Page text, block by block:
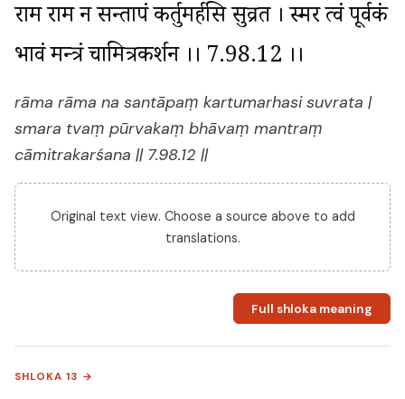
राम राम न सन्तापं कर्तुमर्हसि सुव्रत । स्मर त्वं पूर्वकं
भावं मन्त्रं चामित्रकर्शन ।। 7.98.12 ।।
rāma rāma na santāpaṃ kartumarhasi suvrata |
smara tvaṃ pūrvakaṃ bhāvaṃ mantraṃ
cāmitrakarśana || 7.98.12 ||
Original text view. Choose a source above to add
translations.
Full shloka meaning
SHLOKA 13 →